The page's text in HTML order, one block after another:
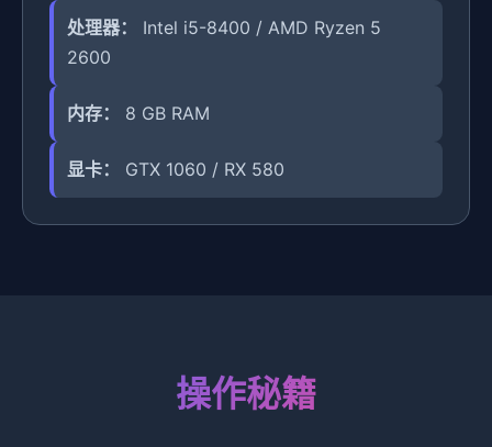
处理器：
Intel i5-8400 / AMD Ryzen 5
2600
内存： 8 GB RAM
显卡： GTX 1060 / RX 580
操作秘籍